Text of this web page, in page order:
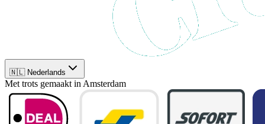
🇳🇱 Nederlands
Met trots gemaakt in Amsterdam